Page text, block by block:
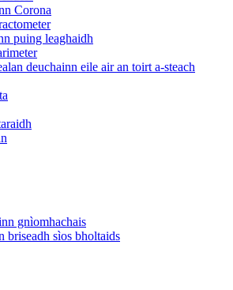
Corona
puing leaghaidh
deuchainn eile air an toirt a-steach
gnìomhachais
briseadh sìos bholtaids